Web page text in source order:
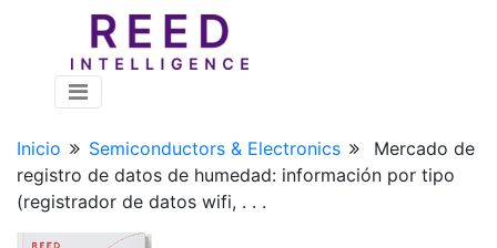
Inicio Semiconductors & Electronics
Mercado de
registro de datos de humedad: información por tipo
(registrador de datos wifi, . . .